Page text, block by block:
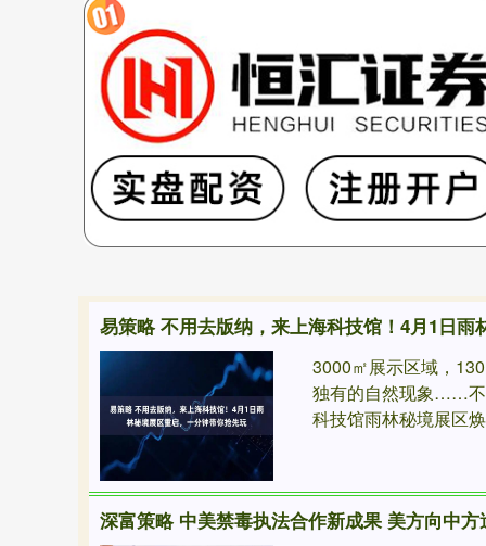
3000㎡展示区域，
独有的自然现象……不
科技馆雨林秘境展区
深富策略 中美禁毒执法合作新成果 美方向中